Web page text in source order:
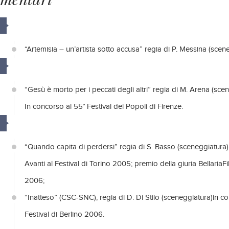
“Artemisia – un’artista sotto accusa” regia di P. Messina
“Gesù è morto per i peccati degli altri” regia di M. Arena
In concorso al 55° Festival dei Popoli di Firenze.
“Quando capita di perdersi” regia di S. Basso
Avanti al Festival di Torino 2005; premio della giuria
2006;
“Inatteso” (CSC-SNC), regia di D. Di Stilo (sceneggiatura)in
Festival di Berlino 2006.